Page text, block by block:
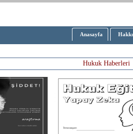
Anasayfa
Hukuk Haberleri